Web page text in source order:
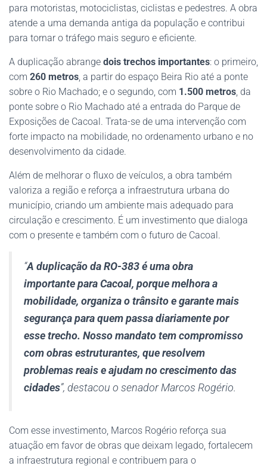
para motoristas, motociclistas, ciclistas e pedestres. A obra
atende a uma demanda antiga da população e contribui
para tornar o tráfego mais seguro e eficiente.
A duplicação abrange dois trechos importantes: o primeiro,
com 260 metros, a partir do espaço Beira Rio até a ponte
sobre o Rio Machado; e o segundo, com 1.500 metros, da
ponte sobre o Rio Machado até a entrada do Parque de
Exposições de Cacoal. Trata-se de uma intervenção com
forte impacto na mobilidade, no ordenamento urbano e no
desenvolvimento da cidade.
Além de melhorar o fluxo de veículos, a obra também
valoriza a região e reforça a infraestrutura urbana do
município, criando um ambiente mais adequado para
circulação e crescimento. É um investimento que dialoga
com o presente e também com o futuro de Cacoal.
“A duplicação da RO-383 é uma obra
importante para Cacoal, porque melhora a
mobilidade, organiza o trânsito e garante mais
segurança para quem passa diariamente por
esse trecho. Nosso mandato tem compromisso
com obras estruturantes, que resolvem
problemas reais e ajudam no crescimento das
cidades”, destacou o senador Marcos Rogério.
Com esse investimento, Marcos Rogério reforça sua
atuação em favor de obras que deixam legado, fortalecem
a infraestrutura regional e contribuem para o